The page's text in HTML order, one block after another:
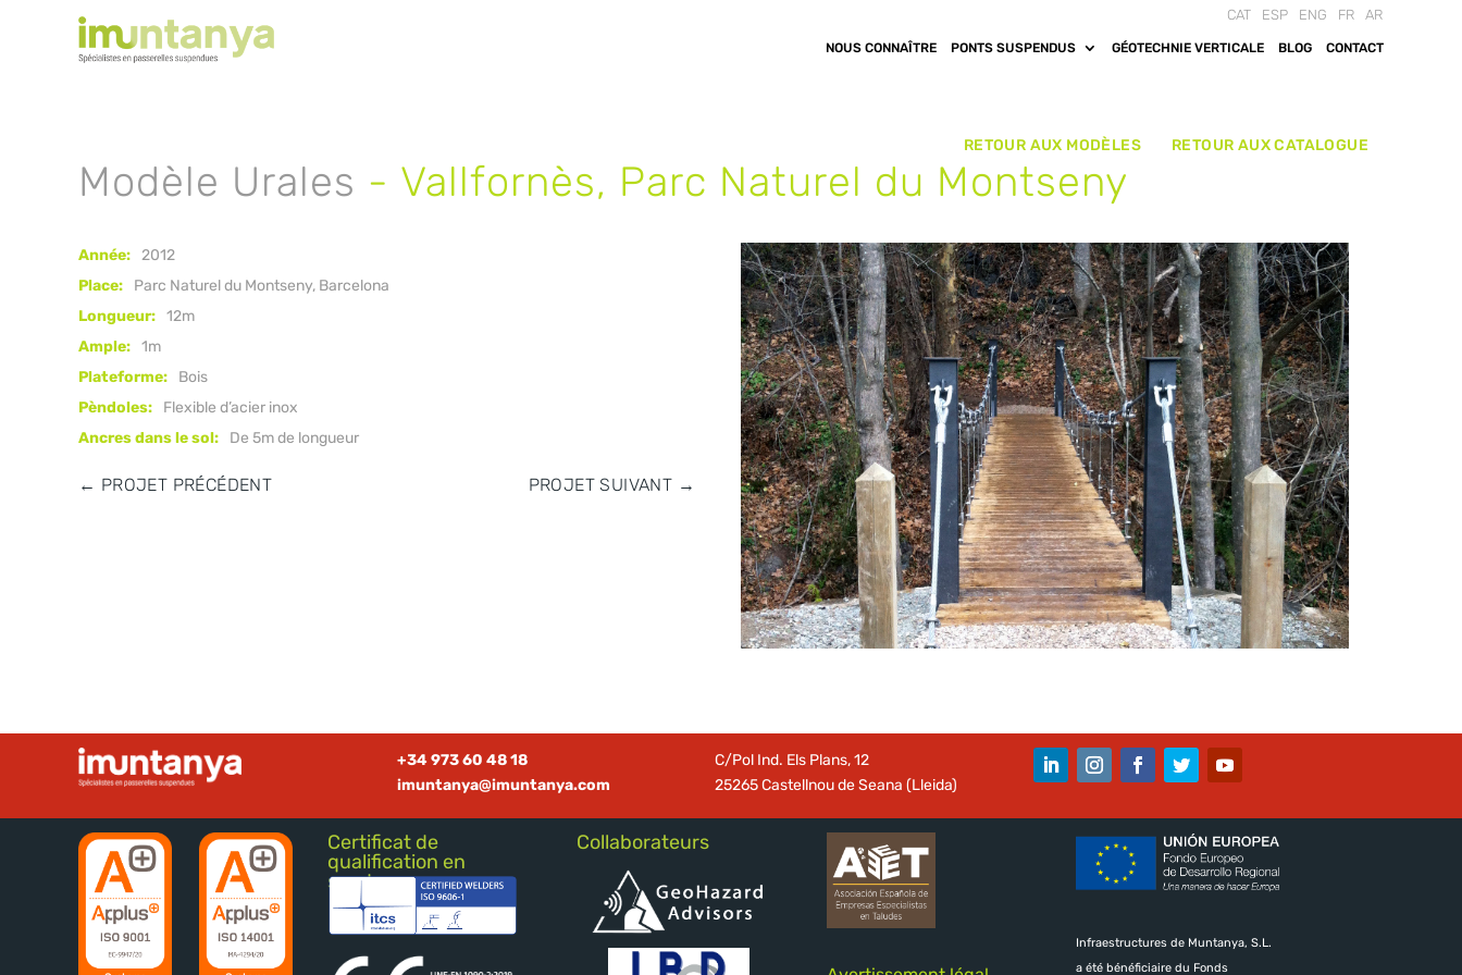
CAT ESP ENG FR AR
NOUS CONNAÎTRE PONTS SUSPENDUS GÉOTECHNIE VERTICALE BLOG CONTACT
RETOUR AUX CATALOGUE
RETOUR AUX MODÈLES
Modèle Urales - Vallfornès, Parc Naturel du Montseny
Année: 2012
Place:
Parc Naturel du Montseny, Barcelona
Longueur: 12m
Ample: 1m
Plateforme:
Bois
Pèndoles:
Flexible d’acier inox
Ancres dans le sol:
De 5m de longueur
← PROJET PRÉCÉDENT PROJET SUIVANT →
+34 973 60 48 18
imuntanya@imuntanya.com
C/Pol Ind. Els Plans, 12
25265 Castellnou de Seana (Lleida)
Certificat de
qualification en
soudage
Collaborateurs
Infraestructures de Muntanya, S.L.
a été bénéficiaire du Fonds